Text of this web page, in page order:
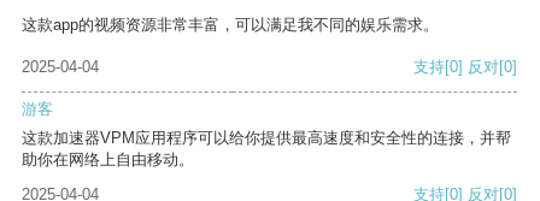
这款app的视频资源非常丰富，可以满足我不同的娱乐需求。
2025-04-04 支持[0] 反对[0]
游客
这款加速器VPM应用程序可以给你提供最高速度和安全性的连接，并帮
助你在网络上自由移动。
2025-04-04
支持[0] 反对[0]